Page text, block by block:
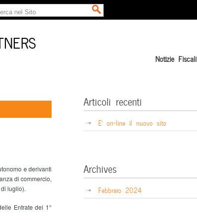
Notizie Fiscali
e derivanti
di commercio,
luglio).
Entrate del 1°
Articoli recenti
E’ on-line il nuovo sito
Archives
Febbraio 2024